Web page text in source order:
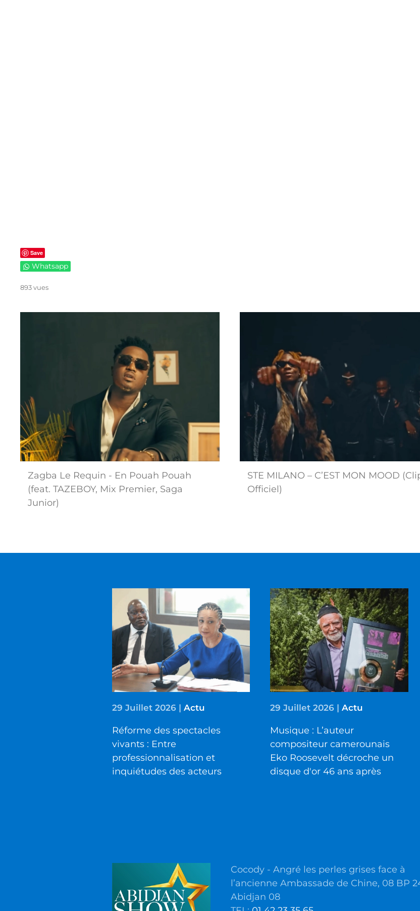
Save
Whatsapp
893 vues
Zagba Le Requin - En Pouah Pouah
(feat. TAZEBOY, Mix Premier, Saga
Junior)
STE MILANO – C’EST MON MOOD
Officiel)
29 Juillet 2026 | Actu
Réforme des spectacles
vivants : Entre
professionnalisation et
inquiétudes des acteurs
29 Juillet 2026 |Actu
Musique : L’auteur
compositeur camerounais
Eko Roosevelt décroche un
disque d'or 46 ans après
Cocody - Angré les perles grises face à
l’ancienne Ambassade de Chine, 08 BP
Abidjan 08